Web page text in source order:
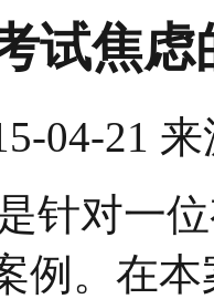
试焦
04-21 来
针对一
例。在